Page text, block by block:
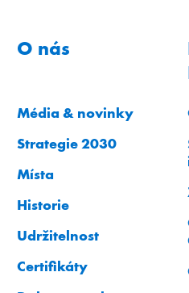
O nás
Média & novinky
Strategie 2030
Místa
Historie
Udržitelnost
Certifikáty